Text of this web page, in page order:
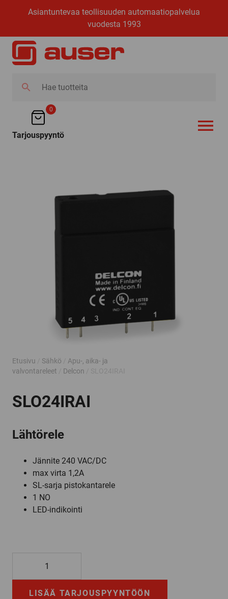
Asiantuntevaa teollisuuden automaatiopalvelua
vuodesta 1993
tuotteita
0
Tarjouspyyntö
Etusivu Sähkö
Apu-, aika- ja
valvontareleet
Delcon
SLO24IRAI
Lähtörele
Jännite 240 VAC/DC
max virta 1,2A
SL-sarja pistokantarele
1 NO
LED-indikointi
LISÄÄ TARJOUSPYYNTÖÖN